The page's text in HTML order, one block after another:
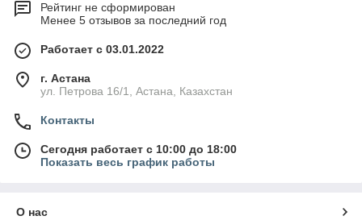
Рейтинг не сформирован
Менее 5 отзывов за последний год
Работает с 03.01.2022
г. Астана
ул. Петрова 16/1, Астана, Казахстан
Контакты
Сегодня работает с 10:00 до 18:00
Показать весь график работы
О нас